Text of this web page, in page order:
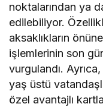
noktalarından ya
edilebiliyor.
aksaklıkların
işlemlerinin son
vurgulandı.
yaş üstü
özel avantajlı